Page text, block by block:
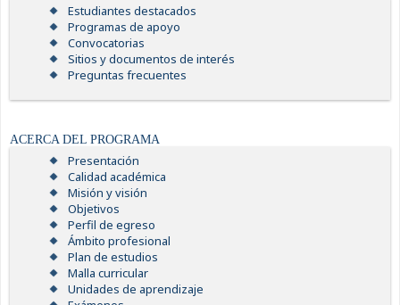
Estudiantes destacados
Programas de apoyo
Convocatorias
Sitios y documentos de interés
Preguntas frecuentes
ACERCA DEL PROGRAMA
Presentación
Calidad académica
Misión y visión
Objetivos
Perfil de egreso
Ámbito profesional
Plan de estudios
Malla curricular
Unidades de aprendizaje